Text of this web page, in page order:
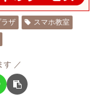
ザ
スマホ教室
す